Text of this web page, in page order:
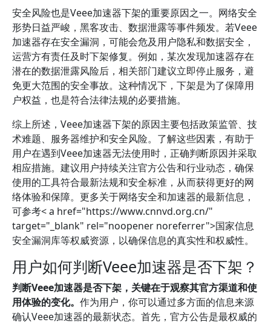
安全风险也是Veee加速器下架的重要原因之一。网络安全
形势日益严峻，黑客攻击、数据泄露等事件频发。若Veee
加速器存在安全漏洞，可能会危及用户隐私和数据安全，
运营方有责任及时下架修复。例如，某次发现加速器存在
潜在的数据泄露风险后，相关部门建议立即停止服务，避
免更大范围的安全事故。这种情况下，下架是为了保障用
户权益，也是符合法律法规的必要措施。
综上所述，Veee加速器下架的原因主要包括政策监管、技
术难题、服务器维护和安全风险。了解这些因素，有助于
用户在遇到Veee加速器无法使用时，正确判断原因并采取
相应措施。建议用户持续关注官方公告和行业动态，确保
使用的工具符合最新法规和安全标准，从而获得更好的网
络体验和保障。更多关于网络安全和加速器的最新信息，
可参考< a href="https://www.cnnvd.org.cn/"
target="_blank" rel="noopener noreferrer">国家信息
安全漏洞库等权威资源，以确保信息的真实性和权威性。
用户如何判断Veee加速器是否下架？
判断Veee加速器是否下架，关键在于观察其官方渠道和使
用体验的变化。 作为用户，你可以通过多方面的信息来源
确认Veee加速器的最新状态。首先，官方公告是最权威的